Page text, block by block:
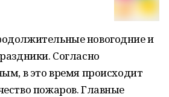
новогодние и
Согласно
в это время происходит
пожаров. Главные